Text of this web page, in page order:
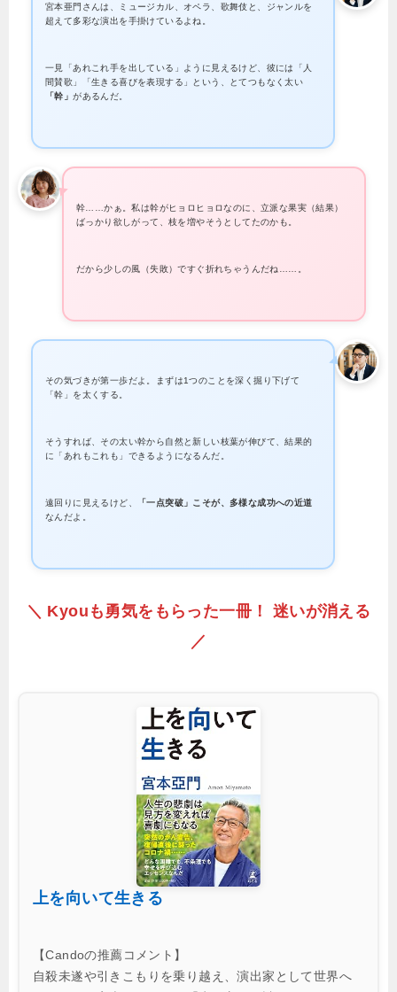
宮本亜門さんは、ミュージカル、オペラ、歌舞伎と、ジャンルを
超えて多彩な演出を手掛けているよね。
一見「あれこれ手を出している」ように見えるけど、彼には「人
間賛歌」「生きる喜びを表現する」という、とてつもなく太い
「幹」があるんだ。
幹……かぁ。私は幹がヒョロヒョロなのに、立派な果実（結果）
ばっかり欲しがって、枝を増やそうとしてたのかも。
だから少しの風（失敗）ですぐ折れちゃうんだね……。
その気づきが第一歩だよ。まずは1つのことを深く掘り下げて
「幹」を太くする。
そうすれば、その太い幹から自然と新しい枝葉が伸びて、結果的
に「あれもこれも」できるようになるんだ。
遠回りに見えるけど、
「一点突破」こそが、多様な成功への近道
なんだよ。
＼ Kyouも勇気をもらった一冊！ 迷いが消える
／
上を向いて生きる
【Candoの推薦コメント】
自殺未遂や引きこもりを乗り越え、演出家として世界へ